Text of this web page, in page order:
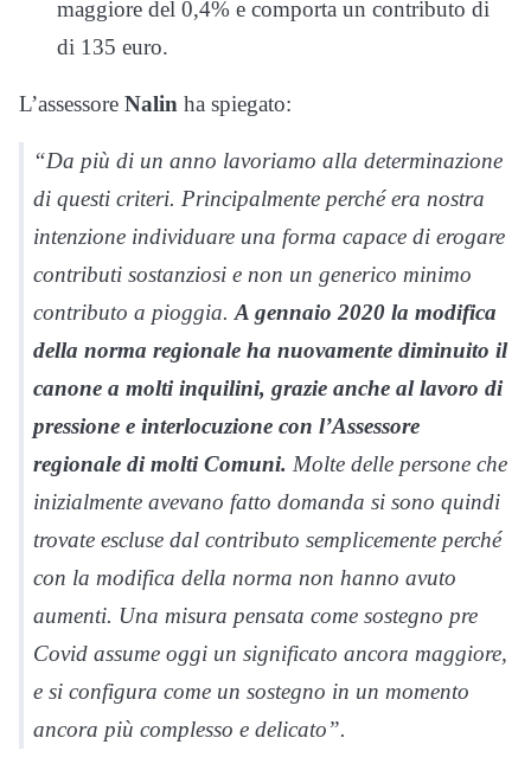
maggiore del 0,4% e comporta un contributo di
di 135 euro.
L’assessore Nalin ha spiegato:
“Da più di un anno lavoriamo alla determinazione
di questi criteri. Principalmente perché era nostra
intenzione individuare una forma capace di erogare
contributi sostanziosi e non un generico minimo
contributo a pioggia. A gennaio 2020 la modifica
della norma regionale ha nuovamente diminuito il
canone a molti inquilini, grazie anche al lavoro di
pressione e interlocuzione con l’Assessore
regionale di molti Comuni. Molte delle persone che
inizialmente avevano fatto domanda si sono quindi
trovate escluse dal contributo semplicemente perché
con la modifica della norma non hanno avuto
aumenti. Una misura pensata come sostegno pre
Covid assume oggi un significato ancora maggiore,
e si configura come un sostegno in un momento
ancora più complesso e delicato”.